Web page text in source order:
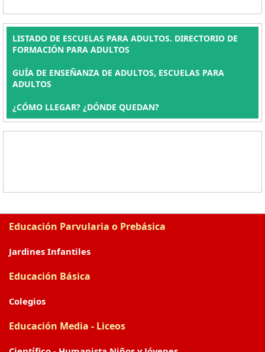
LISTADO DE ESCUELAS PARA ADULTOS. DIRECTORIO DE
FORMACIÓN PARA ADULTOS
GUÍA DE ENSEÑANZA DE ADULTOS, ESCUELAS PARA
ADULTOS
¿CÓMO LLEGAR? ¿DÓNDE QUEDAN?
Educación Parvularia o Prebásica
Jardines Infantiles
Educación Básica
Colegios
Educación Media - Liceos